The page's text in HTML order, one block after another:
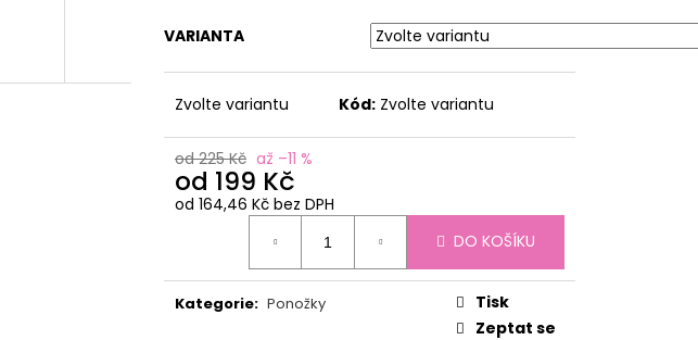
VARIANTA
Zvolte variantu Kód: Zvolte variantu
od 225 Kč až –11 %
od 199 Kč
od 164,46 Kč bez DPH
DO KOŠÍKU
Kategorie: Ponožky
Tisk
Zeptat se
809 Kč